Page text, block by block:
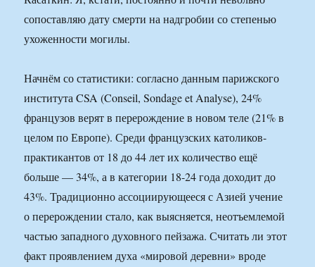
сопоставляю дату смерти на надгробии со степенью
ухоженности могилы.
Начнём со статистики: согласно данным парижского
института CSA (Conseil, Sondage et Analyse), 24%
французов верят в перерождение в новом теле (21% в
целом по Европе). Среди французских католиков-
практикантов от 18 до 44 лет их количество ещё
больше — 34%, а в категории 18-24 года доходит до
43%. Традиционно ассоциирующееся с Азией учение
о перерождении стало, как выясняется, неотъемлемой
частью западного духовного пейзажа. Считать ли этот
факт проявлением духа «мировой деревни» вроде